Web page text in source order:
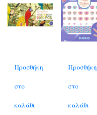
Προσθήκη
στο
καλάθι
Προσθήκη
στο
καλάθι